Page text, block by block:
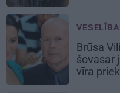
VESELĪBA
Brūsa
šovasar
vīra